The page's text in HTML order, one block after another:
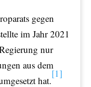
gegen
im Jahr 2021
nur
aus dem
hat.
[1]